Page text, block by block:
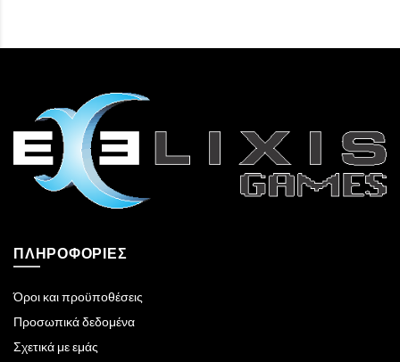
ΠΛΗΡΟΦΟΡΊΕΣ
Όροι και προϋποθέσεις
Προσωπικά δεδομένα
Σχετικά με εμάς